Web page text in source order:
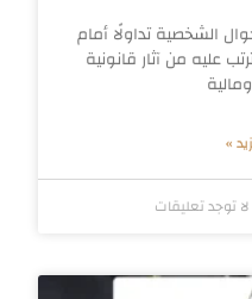
الشخصية تداولًا أمام
عليه من آثار قانونية
»
لا توجد تعليقات